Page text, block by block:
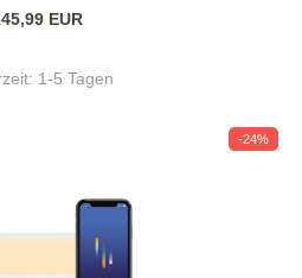
EUR
1-5 Tagen
-24%